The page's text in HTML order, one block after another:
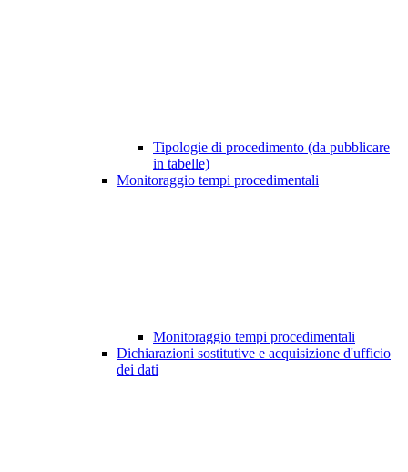
Tipologie di procedimento (da pubblicare
in tabelle)
Monitoraggio tempi procedimentali
Monitoraggio tempi procedimentali
Dichiarazioni sostitutive e acquisizione d'ufficio
dei dati